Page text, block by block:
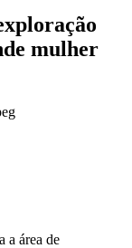
mulher
a área de